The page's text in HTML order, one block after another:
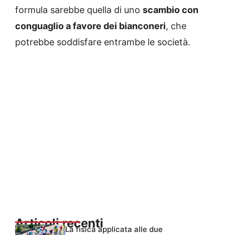
formula sarebbe quella di uno scambio con
conguaglio a favore dei bianconeri, che
potrebbe soddisfare entrambe le società.
Articoli recentiLa fisica applicata alle due